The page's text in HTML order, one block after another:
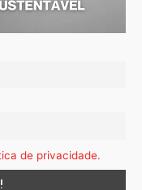
de privacidade.